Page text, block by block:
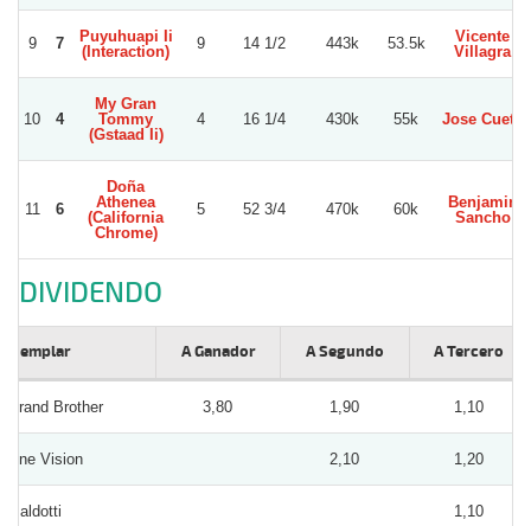
9 7
Puyuhuapi Ii
(Interaction)
9 14 1/2 443k 53.5k
Vicente
Villagra
10 4
My Gran
Tommy
(Gstaad Ii)
4 16 1/4 430k 55k Jose Cueto
11 6
Doña
Athenea
(California
Chrome)
5 52 3/4 470k 60k
Benjamin
Sancho
DIVIDENDO
Ejemplar A Ganador A Segundo A Tercero
Grand Brother 3,80 1,90 1,10
One Vision 2,10 1,20
Maldotti 1,10